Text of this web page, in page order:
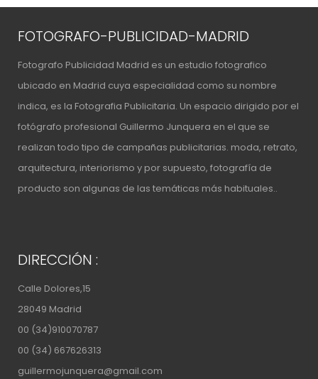
FOTOGRAFO-PUBLICIDAD-MADRID
Fotografo Publicidad Madrid es un estudio fotografico
ubicado en Madrid cuya especialidad como su nombre
indica, es la Fotografia Publicitaria. Un espacio dirigido por el
fotógrafo profesional Guillermo Junquera en el que se
realizan todo tipo de campañas publicitarias. moda, retrato,
arquitectura, interiorismo y por supuesto, fotografía de
producto son algunas de las temáticas más habituales..
DIRECCIÓN :
Calle Dolores,15
28049 Madrid
00 (34)910070787
00 (34) 667626313
guillermojunquera@gmail.com